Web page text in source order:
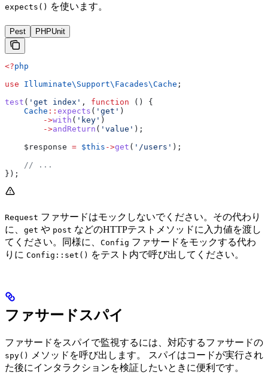
expects() を使います。
Pest PHPUnit
<?php
use Illuminate\Support\Facades\Cache ;
test ( 'get index' , function () {
    Cache
:: expects ( 'get' )
        ->
with ( 'key' )
        ->
andReturn ( 'value' );
    $response
= $this ->get ( '/users' );
    // ...
});
Request ファサードはモックしないでください。その代わり
に、 get や post などのHTTPテストメソッドに入力値を渡し
てください。同様に、 Config ファサードをモックする代わ
りに Config::set() をテスト内で呼び出してください。
ファサードスパイ
ファサードをスパイで監視するには、対応するファサードの
spy()
メソッドを呼び出します。 スパイはコードが実行され
た後にインタラクションを検証したいときに便利です。